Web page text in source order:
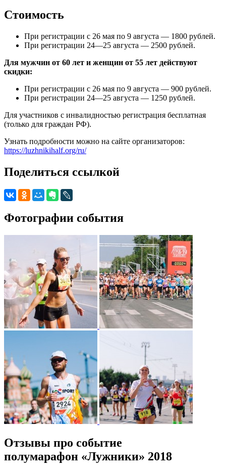
Стоимость
При регистрации с 26 мая по 9 августа — 1800 рублей.
При регистрации 24—25 августа — 2500 рублей.
Для мужчин от 60 лет и женщин от 55 лет действуют
скидки:
При регистрации с 26 мая по 9 августа — 900 рублей.
При регистрации 24—25 августа — 1250 рублей.
Для участников с инвалидностью регистрация бесплатная
(только для граждан РФ).
Узнать подробности можно на сайте организаторов:
https://luzhnikihalf.org/ru/
Поделиться ссылкой
Фотографии события
Отзывы про событие
полумарафон «Лужники» 2018